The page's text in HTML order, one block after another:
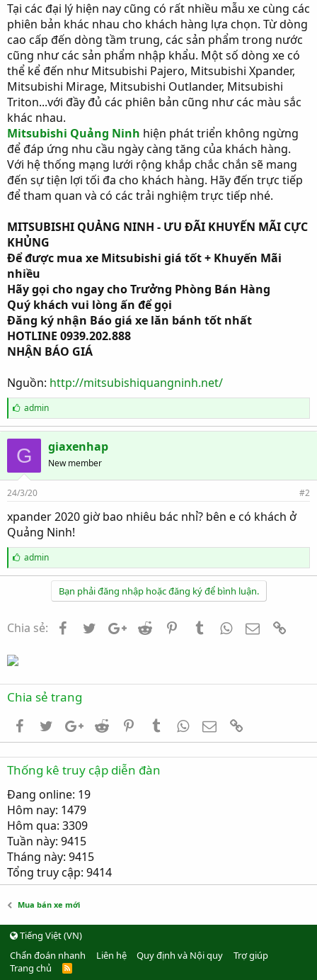
Tại các đại lý hiện nay cũng có rất nhiều mẫu xe cùng các
phiên bản khác nhau cho khách hàng lựa chọn. Từ dòng
cao cấp đến dòng tầm trung, các sản phẩm trong nước
cũng như các sản phẩm nhập khẩu. Một số dòng xe có
thể kể đến như Mitsubishi Pajero, Mitsubishi Xpander,
Mitsubishi Mirage, Mitsubishi Outlander, Mitsubishi
Triton...với đầy đủ các phiên bản cũng như các màu sắc
khác nhau.
Mitsubishi Quảng Ninh hiện phát triển không ngừng
để đáp ứng nhu cầu ngày càng tăng của khách hàng.
Với hệ thống mạng lưới rộng khắp chắc chắn sẽ mang
đến sự tiện lợi tối đa cho khách hàng. Hãy đến trực tiếp
để tham quan và có các trải nghiệm trực tiếp nhé.
MITSUBISHI QUẢNG NINH - ƯU ĐÃI KHUYẾN MÃI CỰC
KHỦNG
Để được mua xe Mitsubishi giá tốt + Khuyến Mãi
nhiều
Hãy gọi cho ngay cho Trưởng Phòng Bán Hàng
Quý khách vui lòng ấn để gọi
Đăng ký nhận Báo giá xe lăn bánh tốt nhất
HOTLINE 0939.202.888
NHẬN BÁO GIÁ
Nguồn: http://mitsubishiquangninh.net/
T
h
í
c
h
:
admin
G giaxenhap
New member
24/3/20 #2
xpander 2020 giờ bao nhiêu bác nhỉ? bên e có khách ở
Quảng Ninh!
T
h
í
admin
Bạn phải đăng nhập hoặc đăng ký để bình luận.
Chia sẻ: FacebookTwitterGoogle+
Reddit PinterestTumblrWhatsApp
Email
Chia sẻ trang
FacebookTwitterGoogle+
Reddit PinterestTumblrWhatsApp
Email
Thống kê truy cập diễn đàn
Đang online: 19
Hôm nay: 1479
Hôm qua: 3309
Tuần này: 9415
Tháng này: 9415
Tổng truy cập: 9414
Mua bán xe mới
Tiếng Việt (VN)
Chẩn đoán nhanh
Liên hệ Quy định và Nội quy
Trợ giúp
Trang chủ
R